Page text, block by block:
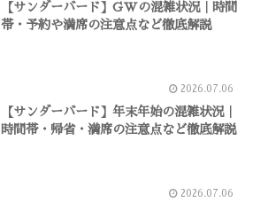
【サンダーバード】GWの混雑状況｜時間
帯・予約や満席の注意点など徹底解説
2026.07.06
【サンダーバード】年末年始の混雑状況｜
時間帯・帰省・満席の注意点など徹底解説
2026.07.06